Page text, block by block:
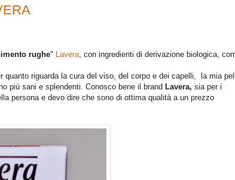
rughe" Lavera , con ingredienti di derivazione biologica,
riguarda la cura del viso, del corpo e dei capelli, la mia
più sani e splendenti. Conosco bene il brand Lavera, sia per i
persona e devo dire che sono di ottima qualità a un prezzo